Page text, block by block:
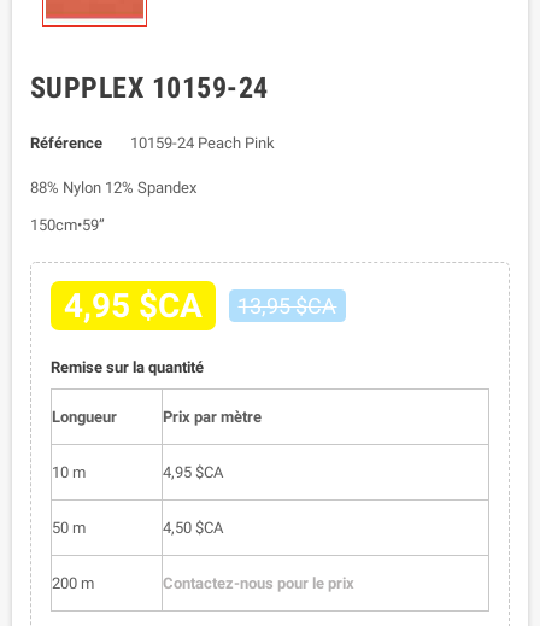
SUPPLEX 10159-24
Référence 10159-24 Peach Pink
88% Nylon 12% Spandex
150cm•59”
4,95 $CA 13,95 $CA
Remise sur la quantité
Longueur Prix par mètre
10 m 4,95 $CA
50 m 4,50 $CA
200 m Contactez-nous pour le prix